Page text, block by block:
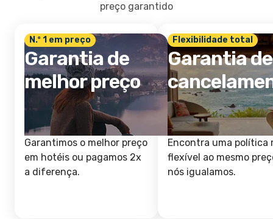
preço garantido
N.º 1 em preço
Garantia de
melhor preço
Garantimos o melhor preço
em hotéis ou pagamos 2x
a diferença.
Flexibilidade total
Garantia de
Encontra uma política
flexível ao mesmo
nós igualamos.